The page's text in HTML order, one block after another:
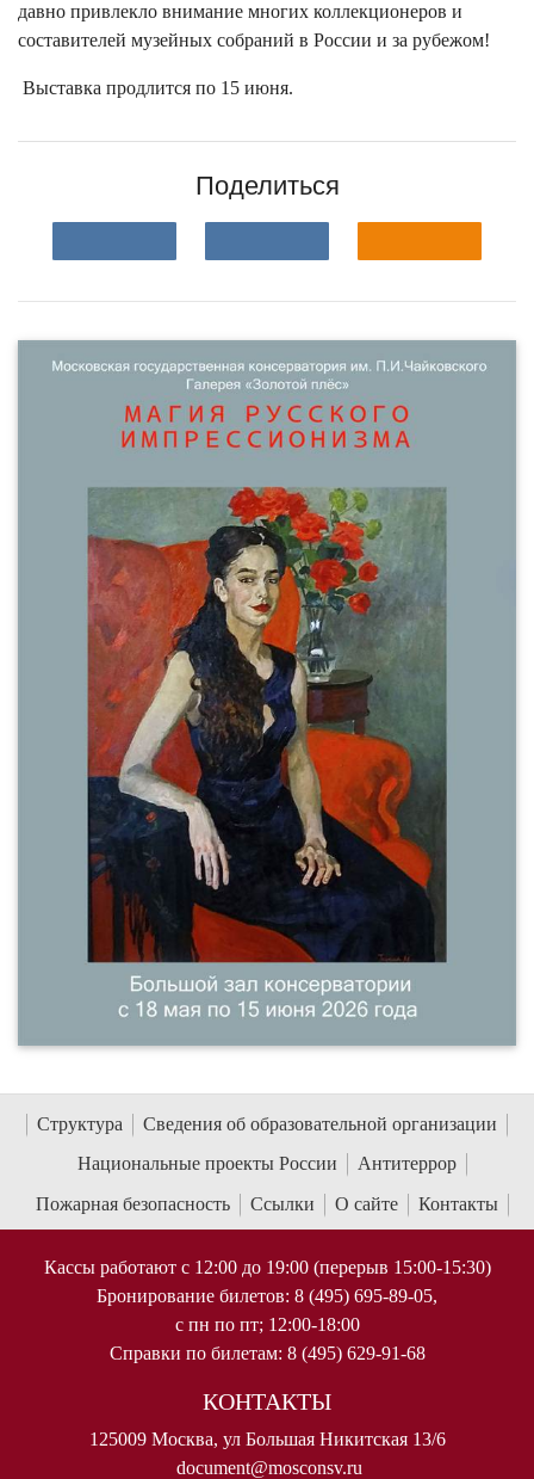
давно привлекло внимание многих коллекционеров и
составителей музейных собраний в России и за рубежом!
Выставка продлится по 15 июня.
Поделиться
Структура
Сведения об образовательной организации
Национальные проекты России
Антитеррор
Пожарная безопасность
Ссылки О сайте Контакты
Кассы работают с 12:00 до 19:00 (перерыв 15:00-15:30)
Бронирование билетов: 8 (495) 695-89-05,
с пн по пт; 12:00-18:00
Справки по билетам: 8 (495) 629-91-68
КОНТАКТЫ
125009 Москва, ул Большая Никитская 13/6
document@mosconsv.ru